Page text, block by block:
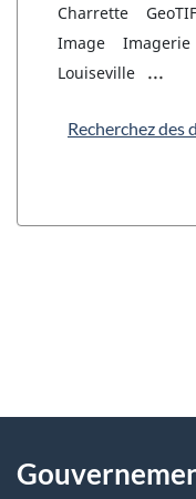
Charrette
Image
Imagerie
Louiseville
...
Recherchez des
D
t
propos